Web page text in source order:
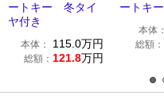
ートキー 冬タイ
ヤ付き
本体： 115.0万円
総額： 121.8万円
ートキー
本体：
総額：